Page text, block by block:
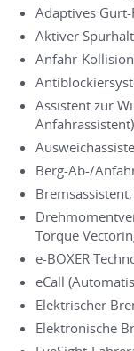
Adaptives
Aktiver
Anfahr-
Assistent zur
Anfahrassistent)
Berg-Ab-/
Torque
e-BOXER
eCall
Elektrischer
Elektronische